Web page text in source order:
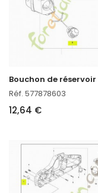
Bouchon de réservoir
Réf. 577878603
12,64 €